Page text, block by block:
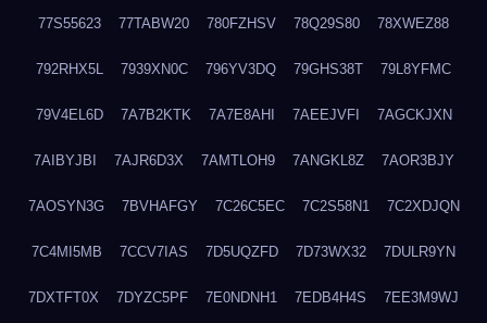
77S55623 77TABW20 780FZHSV 78Q29S80 78XWEZ88
792RHX5L 7939XN0C 796YV3DQ 79GHS38T 79L8YFMC
79V4EL6D 7A7B2KTK 7A7E8AHI 7AEEJVFI 7AGCKJXN
7AIBYJBI 7AJR6D3X 7AMTLOH9 7ANGKL8Z 7AOR3BJY
7AOSYN3G 7BVHAFGY 7C26C5EC 7C2S58N1 7C2XDJQN
7C4MI5MB 7CCV7IAS 7D5UQZFD 7D73WX32 7DULR9YN
7DXTFT0X 7DYZC5PF 7E0NDNH1 7EDB4H4S 7EE3M9WJ